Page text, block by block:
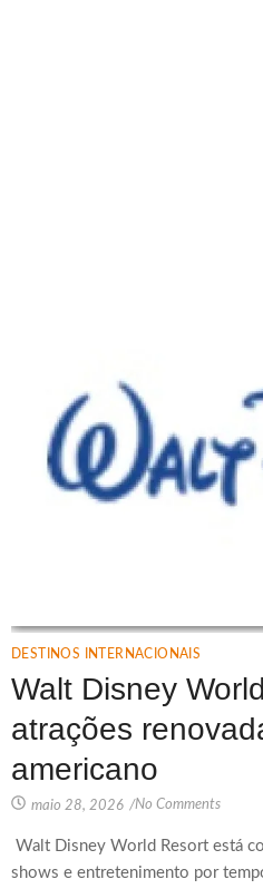
DESTINOS INTERNACIONAIS
Walt Disney
atrações
americano
maio 28, 2026 /No Comments
Walt Disney World Resort está
shows e entretenimento por